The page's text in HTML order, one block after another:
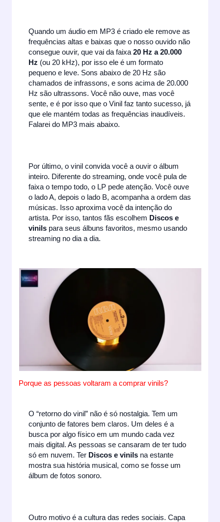
Quando um áudio em MP3 é criado ele remove as
frequências altas e baixas que o nosso ouvido não
consegue ouvir, que vai da faixa20 Hz a 20.000
Hz (ou 20 kHz), por isso ele é um formato
pequeno e leve. Sons abaixo de 20 Hz são
chamados de infrassons, e sons acima de 20.000
Hz são ultrassons. Você não ouve, mas você
sente, e é por isso que o Vinil faz tanto sucesso, já
que ele mantém todas as frequências inaudíveis.
Falarei do MP3 mais abaixo.
Por último, o vinil convida você a ouvir o álbum
inteiro. Diferente do streaming, onde você pula de
faixa o tempo todo, o LP pede atenção. Você ouve
o lado A, depois o lado B, acompanha a ordem das
músicas. Isso aproxima você da intenção do
artista. Por isso, tantos fãs escolhem Discos e
vinils para seus álbuns favoritos, mesmo usando
streaming no dia a dia.
Porque as pessoas voltaram a comprar vinils?
O “retorno do vinil” não é só nostalgia. Tem um
conjunto de fatores bem claros. Um deles é a
busca por algo físico em um mundo cada vez
mais digital. As pessoas se cansaram de ter tudo
só em nuvem. Ter Discos e vinils na estante
mostra sua história musical, como se fosse um
álbum de fotos sonoro.
Outro motivo é a cultura das redes sociais. Capa